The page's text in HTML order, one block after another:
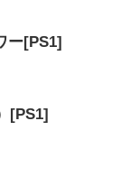
ー[PS1]
[PS1]